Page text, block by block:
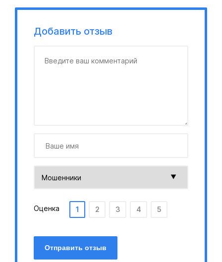
Добавить отзыв
Оценка 1 2 3 4 5
Отправить отзыв